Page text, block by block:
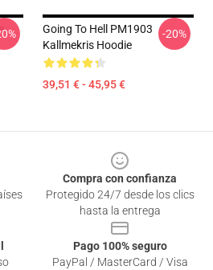
Going To Hell PM1903
Kallmekris Hoodie
39,51 € - 45,95 €
-20%
Compra con confianza
Protegido 24/7 desde los clics
hasta la entrega
Pago 100% seguro
PayPal / MasterCard / Visa